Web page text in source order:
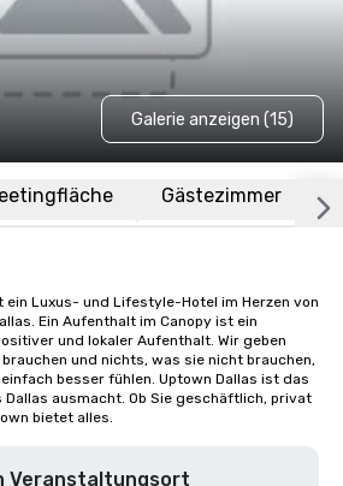
Galerie anzeigen (15)
Gästezimmer
ein Luxus- und Lifestyle-Hotel im Herzen von
Ein Aufenthalt im Canopy ist ein
und lokaler Aufenthalt. Wir geben
und nichts, was sie nicht brauchen,
besser fühlen. Uptown Dallas ist das
ausmacht. Ob Sie geschäftlich, privat
bietet alles.
Veranstaltungsort